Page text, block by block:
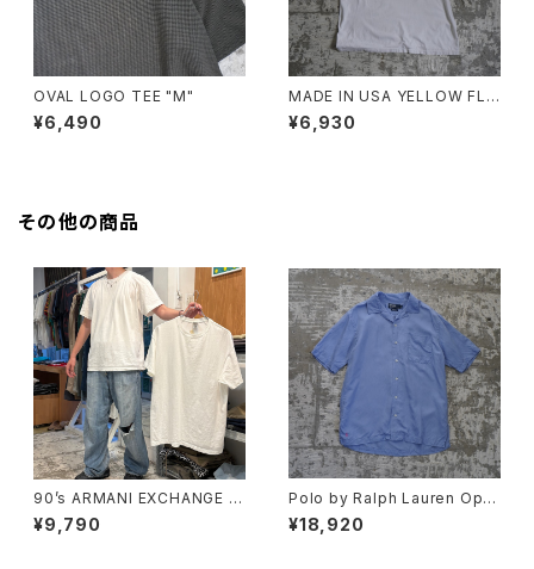
OVAL LOGO TEE "M"
¥6,490
MADE IN USA YELLOW FLO
WER TEE
¥6,930
その他の商品
90’s ARMANI EXCHANGE Pl
ain T-shirt
¥9,790
Polo by Ralph Lauren Ope
n Collar Shirt "CALDWELL"
¥18,920